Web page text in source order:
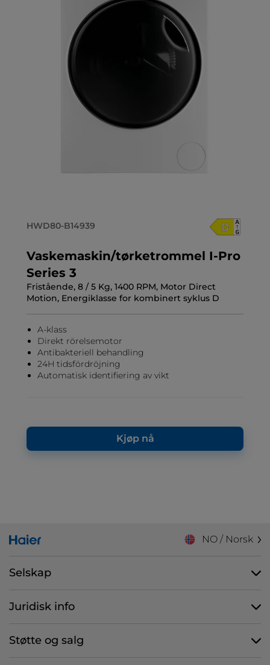
HWD80-B14939
Vaskemaskin/tørketrommel I-Pro
Series 3
Fristående, 8 / 5 Kg, 1400 RPM, Motor Direct
Motion, Energiklasse for kombinert syklus D
A-klass
Direkt rörelsemotor
Antibakteriell behandling
24H tidsfördröjning
Automatisk identifiering av vikt
Kjøp nå
NO / Norsk
Selskap
Juridisk info
Støtte og salg